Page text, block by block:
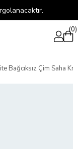
0
Bağcıksız Çim Saha